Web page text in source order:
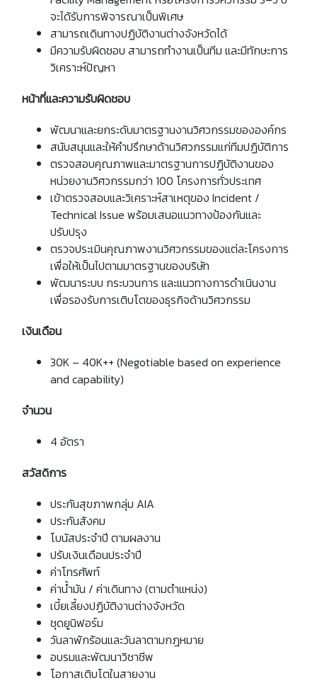
จะได้รับการพิจารณาเป็นพิเศษ
สามารถเดินทางปฏิบัติงานต่างจังหวัดได้
มีความรับผิดชอบ สามารถทำงานเป็นทีม และมีทักษะการ
วิเคราะห์ปัญหา
หน้าที่และความรับผิดชอบ
พัฒนาและยกระดับมาตรฐานงานวิศวกรรมขององค์กร
สนับสนุนและให้คำปรึกษาด้านวิศวกรรมแก่ทีมปฏิบัติการ
ตรวจสอบคุณภาพและมาตรฐานการปฏิบัติงานของ
หน่วยงานวิศวกรรมกว่า 100 โครงการทั่วประเทศ
เข้าตรวจสอบและวิเคราะห์สาเหตุของ Incident /
Technical Issue พร้อมเสนอแนวทางป้องกันและ
ปรับปรุง
ตรวจประเมินคุณภาพงานวิศวกรรมของแต่ละโครงการ
เพื่อให้เป็นไปตามมาตรฐานของบริษัท
พัฒนาระบบ กระบวนการ และแนวทางการดำเนินงาน
เพื่อรองรับการเติบโตของธุรกิจด้านวิศวกรรม
เงินเดือน
30K – 40K++ (Negotiable based on experience
and capability)
จำนวน
4 อัตรา
สวัสดิการ
ประกันสุขภาพกลุ่ม AIA
ประกันสังคม
โบนัสประจำปี ตามผลงาน
ปรับเงินเดือนประจำปี
ค่าโทรศัพท์
ค่าน้ำมัน / ค่าเดินทาง (ตามตำแหน่ง)
เบี้ยเลี้ยงปฏิบัติงานต่างจังหวัด
ชุดยูนิฟอร์ม
วันลาพักร้อนและวันลาตามกฎหมาย
อบรมและพัฒนาวิชาชีพ
โอกาสเติบโตในสายงาน